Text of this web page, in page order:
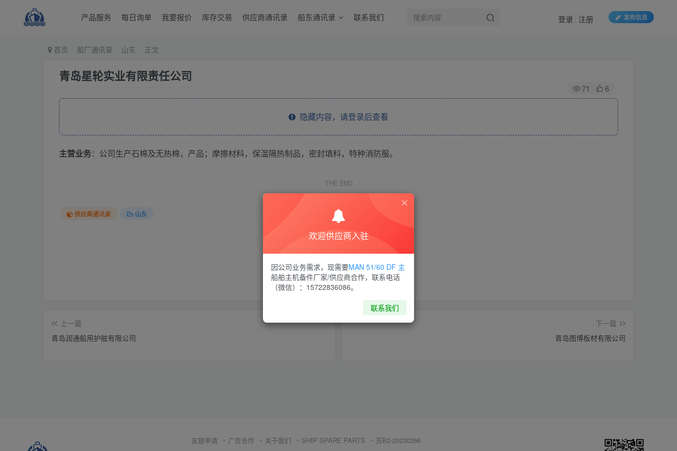
产品服务 每日询单 我要报价 库存交易 供应商通讯录 船东通讯录 联系我们 发布信息
登录 注册
首页 船厂通讯录 山东 正文
青岛星轮实业有限责任公司
71 6
隐藏内容，请登录后查看
主营业务：公司生产石棉及无热棉，产品；摩擦材料，保温隔热制品，密封填料，特种消防服。
THE END
供应商通讯录 山东
喜欢就支持一下吧
点赞6 分享 收藏
上一篇
青岛润通船用护舷有限公司
下一篇
青岛图博板材有限公司
友链申请 广告合作 关于我们 SHIP SPARE PARTS 苏B2-20230266
欢迎供应商入驻
因公司业务需求，现需要MAN 51/60 DF 主
船舶主机备件厂家/供应商合作，联系电话
（微信）：15722836086。
联系我们